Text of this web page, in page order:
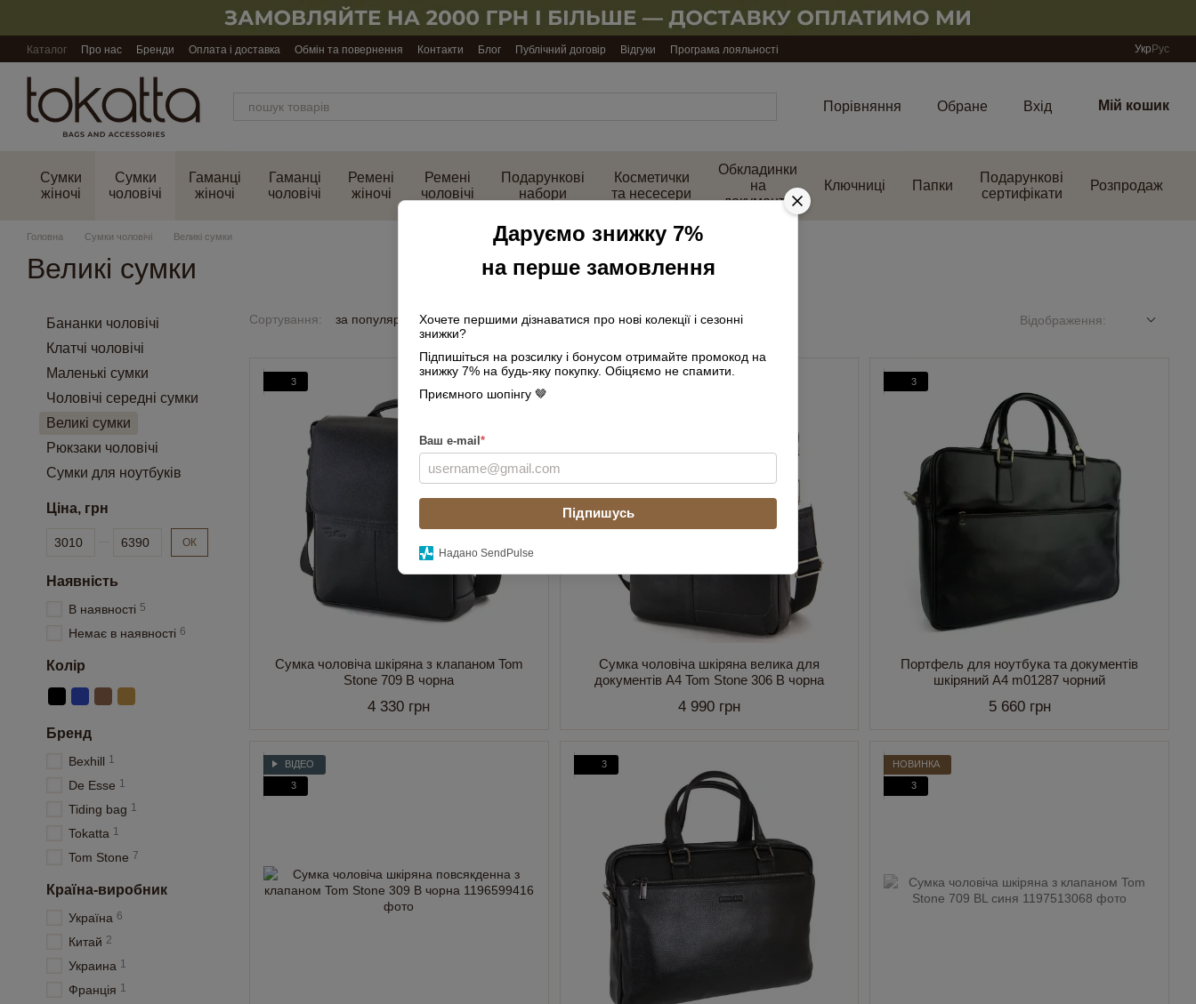
Даруємо знижку 7%
на перше замовлення
Хочете першими дізнаватися про нові колекції і сезонні
знижки?
Підпишіться на розсилку і бонусом отримайте промокод на
знижку 7% на будь-яку покупку. Обіцяємо не спамити.
Приємного шопінгу 🤎
Ваш e-mail *
Підпишусь
Надано SendPulse
Каталог Про нас Бренди Оплата і доставка Обмін та повернення Контакти Блог Публічний договір Відгуки Програма лояльності Укр Рус
Порівняння Обране Вхід Мій кошик
Сумки
жіночі
Сумки
чоловічі
Гаманці
жіночі
Гаманці
чоловічі
Ремені
жіночі
Ремені
чоловічі
Подарункові
набори
Косметички
та несесери
Обкладинки
на
документи
Ключниці Папки
Подарункові
сертифікати
Розпродаж
Головна Сумки чоловічі Великі сумки
Великі сумки
Сортування: за популярністю Відображення:
3
Сумка чоловіча шкіряна з клапаном Tom
Stone 709 B чорна
4 330 грн
ВІДЕО
Сумка чоловіча шкіряна велика для
документів А4 Tom Stone 306 B чорна
4 990 грн
3
Портфель для ноутбука та документів
шкіряний А4 m01287 чорний
5 660 грн
ВІДЕО
3
3
НОВИНКА
3
Бананки чоловічі
Клатчі чоловічі
Маленькі сумки
Чоловічі середні сумки
Великі сумки
Рюкзаки чоловічі
Сумки для ноутбуків
Ціна, грн
Від Ціна, грн
До Ціна, грн ОК
Наявність
В наявності 5
Немає в наявності 6
Колір
Бренд
Bexhill 1
De Esse 1
Tiding bag 1
Tokatta 1
Tom Stone 7
Країна-виробник
Україна 6
Китай 2
Украина 1
Франція 1